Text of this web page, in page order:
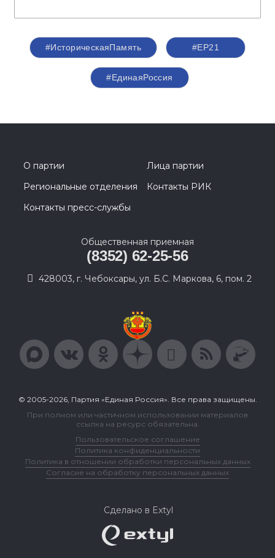
#ИсторическаяПамять #ЕР21
#ЕдинаяРоссия
О партии
Лица партии
Региональные отделения
Контакты РИК
Контакты пресс-службы
Общественная приемная
(8352) 62-25-56
428003, г. Чебоксары, ул. Б.С. Маркова, 6, пом. 2
© 2005-2026, Партия «Единая Россия». Все права защищены.
При полном или частичном использовании материалов
ссылка на ресурс обязательна.
Пользовательское соглашение
Политика конфиденциальности
Политика в отношении обработки персональных данных
Согласие на обработку персональных данных
Сделано в Extyl